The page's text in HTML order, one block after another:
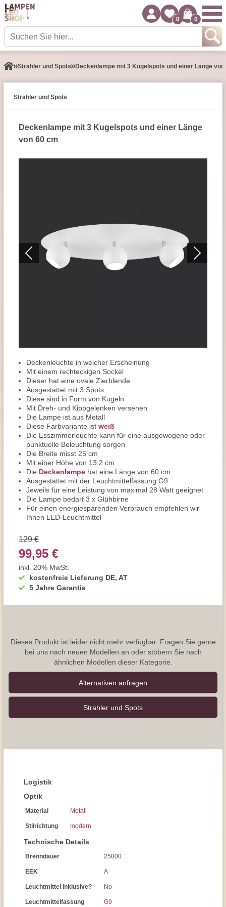
0 0
Strahler und Spots Deckenlampe mit 3 Kugelspots und einer Länge von
Strahler und Spots
Deckenlampe mit 3 Kugelspots und einer Länge
von 60 cm
Deckenleuchte in weicher Erscheinung
Mit einem rechteckigen Sockel
Dieser hat eine ovale Zierblende
Ausgestattet mit 3 Spots
Diese sind in Form von Kugeln
Mit Dreh- und Kippgelenken versehen
Die Lampe ist aus Metall
Diese Farbvariante ist weiß
Die Esszimmerleuchte kann für eine ausgewogene oder
punktuelle Beleuchtung sorgen
Die Breite misst 25 cm
Mit einer Höhe von 13,2 cm
Die Deckenlampe hat eine Länge von 60 cm
Ausgestattet mit der Leuchtmittelfassung G9
Jeweils für eine Leistung von maximal 28 Watt geeignet
Die Lampe bedarf 3 x Glühbirne
Für einen energiesparenden Verbrauch empfehlen wir
Ihnen LED-Leuchtmittel
kostenfreie Lieferung DE, AT
5 Jahre Garantie
129 €
99,95 €
inkl. 20% MwSt.
Dieses Produkt ist leider nicht mehr verfügbar. Fragen Sie gerne
bei uns nach neuen Modellen an oder stöbern Sie nach
ähnlichen Modellen dieser Kategorie.
Alternativen anfragen
Strahler und Spots
Logistik
Optik
Material Metall
Stilrichtung modern
Technische Details
Brenndauer 25000
EEK A
Leuchtmittel inklusive? No
Leuchtmittelfassung G9